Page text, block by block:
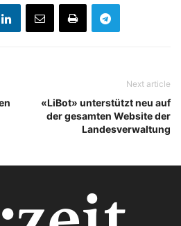
Next article
«LiBot» unterstützt neu auf
der gesamten Website der
Landesverwaltung